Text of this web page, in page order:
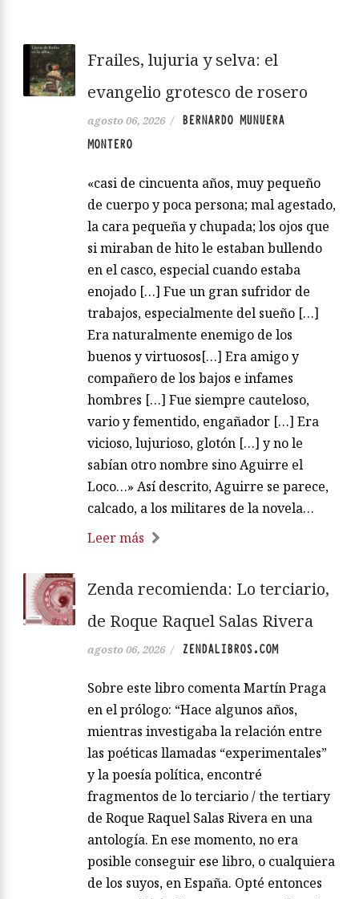
Frailes, lujuria y selva: el
evangelio grotesco de rosero
agosto 06, 2026 /
BERNARDO MUNUERA
MONTERO
«casi de cincuenta años, muy pequeño
de cuerpo y poca persona; mal agestado,
la cara pequeña y chupada; los ojos que
si miraban de hito le estaban bullendo
en el casco, especial cuando estaba
enojado […] Fue un gran sufridor de
trabajos, especialmente del sueño […]
Era naturalmente enemigo de los
buenos y virtuosos[…] Era amigo y
compañero de los bajos e infames
hombres […] Fue siempre cauteloso,
vario y fementido, engañador […] Era
vicioso, lujurioso, glotón […] y no le
sabían otro nombre sino Aguirre el
Loco…» Así descrito, Aguirre se parece,
calcado, a los militares de la novela…
Leer más
Zenda recomienda: Lo terciario,
de Roque Raquel Salas Rivera
agosto 06, 2026 / ZENDALIBROS.COM
Sobre este libro comenta Martín Praga
en el prólogo: “Hace algunos años,
mientras investigaba la relación entre
las poéticas llamadas “experimentales”
y la poesía política, encontré
fragmentos de lo terciario / the tertiary
de Roque Raquel Salas Rivera en una
antología. En ese momento, no era
posible conseguir ese libro, o cualquiera
de los suyos, en España. Opté entonces